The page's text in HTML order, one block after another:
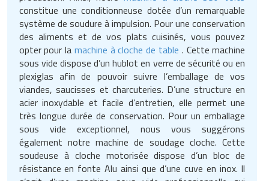
constitue une conditionneuse dotée d’un remarquable
système de soudure à impulsion. Pour une conservation
des aliments et de vos plats cuisinés, vous pouvez
opter pour la machine à cloche de table . Cette machine
sous vide dispose d’un hublot en verre de sécurité ou en
plexiglas afin de pouvoir suivre l’emballage de vos
viandes, saucisses et charcuteries. D’une structure en
acier inoxydable et facile d’entretien, elle permet une
très longue durée de conservation. Pour un emballage
sous vide exceptionnel, nous vous suggérons
également notre machine de soudage cloche. Cette
soudeuse à cloche motorisée dispose d’un bloc de
résistance en fonte Alu ainsi que d’une cuve en inox. Il